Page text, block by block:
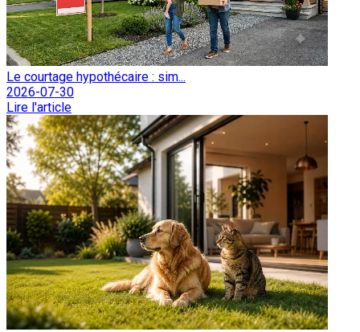
Le courtage hypothécaire : sim...
2026-07-30
Lire l'article